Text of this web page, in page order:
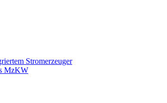
Stromerzeuger
MzKW